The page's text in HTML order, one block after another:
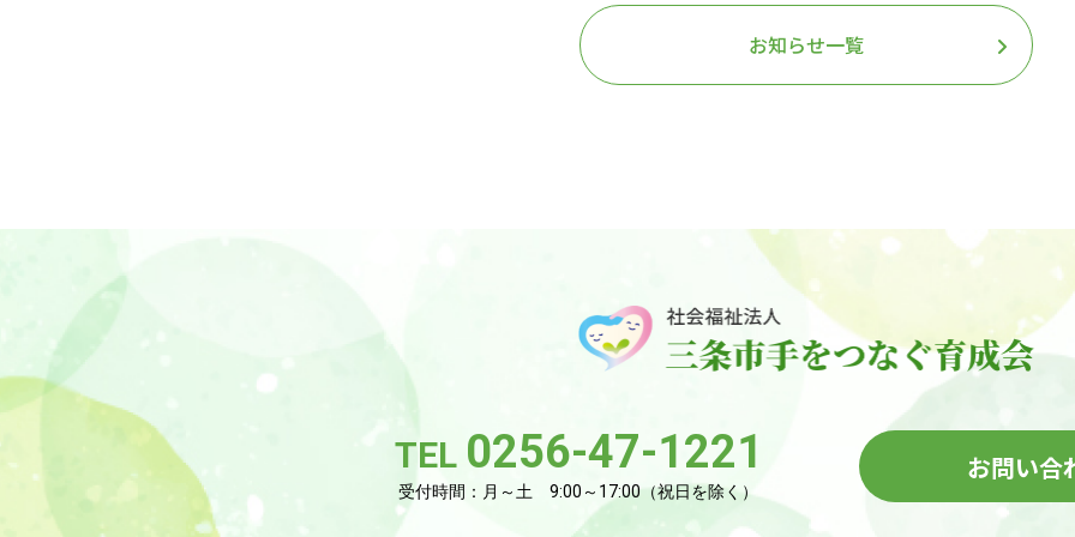
お知らせ一覧
TEL 0256-47-1221
受付時間：月～土 9:00～17:00（祝日を除く）
お問い合